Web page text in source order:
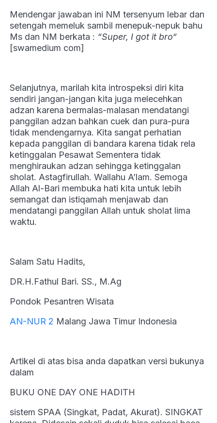
Mendengar jawaban ini NM tersenyum lebar dan
setengah memeluk sambil menepuk-nepuk bahu
Ms dan NM berkata : “Super, I got it bro“
[swamedium com]
Selanjutnya, marilah kita introspeksi diri kita
sendiri jangan-jangan kita juga melecehkan
adzan karena bermalas-malasan mendatangi
panggilan adzan bahkan cuek dan pura-pura
tidak mendengarnya. Kita sangat perhatian
kepada panggilan di bandara karena tidak rela
ketinggalan Pesawat Sementera tidak
menghiraukan adzan sehingga ketinggalan
sholat. Astagfirullah. Wallahu A’lam. Semoga
Allah Al-Bari membuka hati kita untuk lebih
semangat dan istiqamah menjawab dan
mendatangi panggilan Allah untuk sholat lima
waktu.
Salam Satu Hadits,
DR.H.Fathul Bari. SS., M.Ag
Pondok Pesantren Wisata
AN-NUR 2 Malang Jawa Timur Indonesia
Artikel di atas bisa anda dapatkan versi bukunya
dalam
BUKU ONE DAY ONE HADITH
sistem SPAA (Singkat, Padat, Akurat). SINGKAT